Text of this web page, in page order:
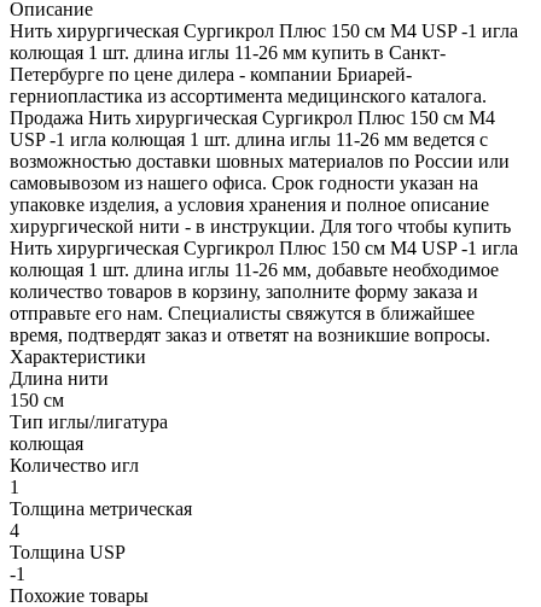
Описание
Нить хирургическая Сургикрол Плюс 150 см М4 USP -1 игла
колющая 1 шт. длина иглы 11-26 мм купить в Санкт-
Петербурге по цене дилера - компании Бриарей-
герниопластика из ассортимента медицинского каталога.
Продажа Нить хирургическая Сургикрол Плюс 150 см М4
USP -1 игла колющая 1 шт. длина иглы 11-26 мм ведется с
возможностью доставки шовных материалов по России или
самовывозом из нашего офиса. Срок годности указан на
упаковке изделия, а условия хранения и полное описание
хирургической нити - в инструкции. Для того чтобы купить
Нить хирургическая Сургикрол Плюс 150 см М4 USP -1 игла
колющая 1 шт. длина иглы 11-26 мм, добавьте необходимое
количество товаров в корзину, заполните форму заказа и
отправьте его нам. Специалисты свяжутся в ближайшее
время, подтвердят заказ и ответят на возникшие вопросы.
Характеристики
Длина нити
150 см
Тип иглы/лигатура
колющая
Количество игл
1
Толщина метрическая
4
Толщина USP
-1
Похожие товары